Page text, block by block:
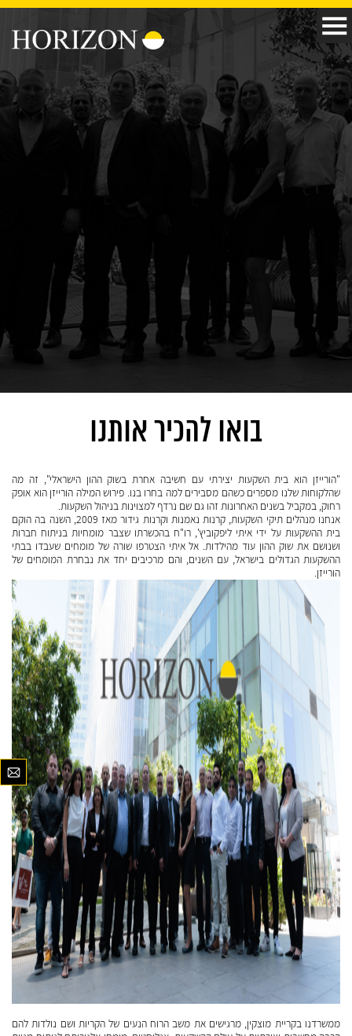
בואו להכיר אותנו
"הורייזן הוא בית השקעות יצירתי עם חשיבה אחרת בשוק ההון הישראלי", זה מה
שהלקוחות שלנו מספרים כשהם מסבירים למה בחרו בנו. פירוש המילה הורייזן הוא אופק
רחוק, במקביל בשנים האחרונות זהו גם שם נרדף למצוינות בניהול השקעות.
אנחנו מנהלים תיקי השקעות, קרנות נאמנות וקרנות גידור מאז 2009, השנה בה הוקם
בית ההשקעות על ידי איתי ליפקוביץ', רו"ח בהכשרתו שצבר מומחיות בניתוח חברות
ושנושם את שוק ההון עוד מהילדות. אל איתי הצטרפו שורה של מומחים שעבדו בבתי
ההשקעות הגדולים בישראל, עם השנים, והם מרכיבים יחד את נבחרת המומחים של
הורייזן.
ממשרדנו בקריית מוצקין, מרגישים את משב הרוח הנעים של הקריות ושם נולדות להם